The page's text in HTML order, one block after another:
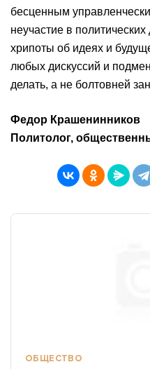
бесценным
неучастие в
хрипоты об идеях и
любых дискуссий и
делать, а не болтовней
Федор Крашенинников
Политолог,
ОБЩЕСТВО